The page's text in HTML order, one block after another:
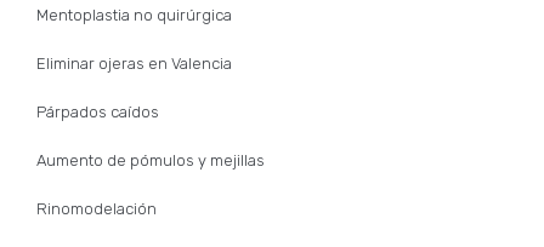
Mentoplastia no quirúrgica
Eliminar ojeras en Valencia
Párpados caídos
Aumento de pómulos y mejillas
Rinomodelación